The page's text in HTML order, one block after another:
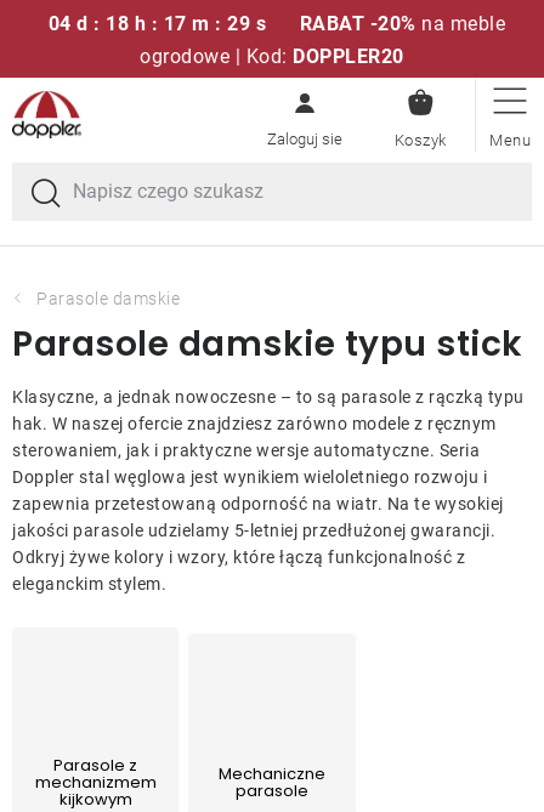
04 d : 18 h : 17 m : 28 s RABAT -20% na meble
ogrodowe | Kod: DOPPLER20
Przejść
do
treści
KOSZYK
Zestawy sof
Parasole ogrodowe
Poduszki i poduszki siedziskowe
Stóły
Ławki i huśtawki
Leżaki
Produkty gastronomiczne
Parasole damskie
Parasole damskie typu stick
Klasyczne, a jednak nowoczesne – to są parasole z rączką typu
hak. W naszej ofercie znajdziesz zarówno modele z ręcznym
sterowaniem, jak i praktyczne wersje automatyczne. Seria
Doppler stal węglowa jest wynikiem wieloletniego rozwoju i
zapewnia przetestowaną odporność na wiatr. Na te wysokiej
jakości parasole udzielamy 5-letniej przedłużonej gwarancji.
Odkryj żywe kolory i wzory, które łączą funkcjonalność z
eleganckim stylem.
Parasole z
mechanizmem
kijkowym
Mechaniczne
parasole